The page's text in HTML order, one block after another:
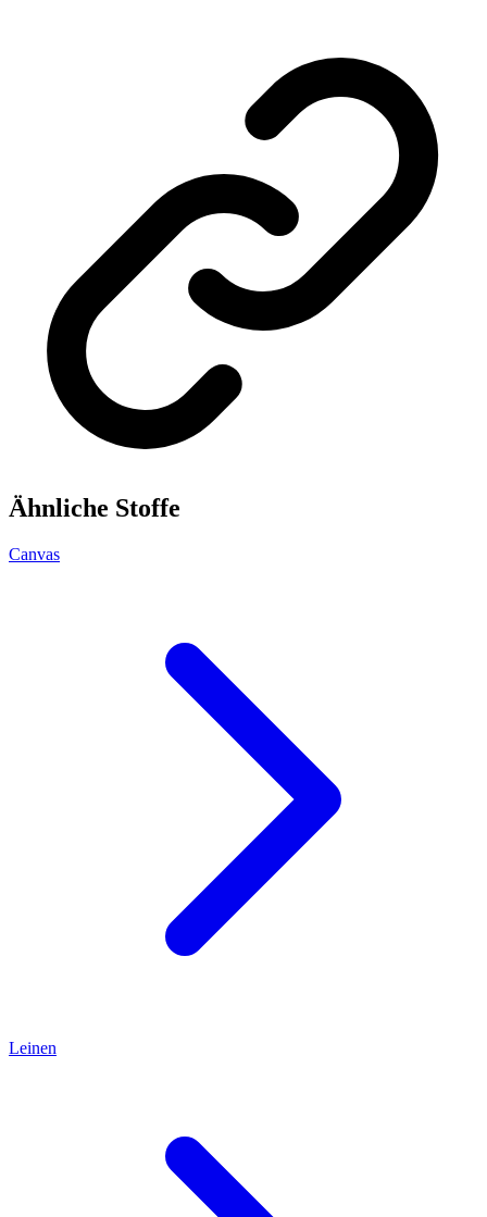
Ähnliche Stoffe
Canvas
Leinen